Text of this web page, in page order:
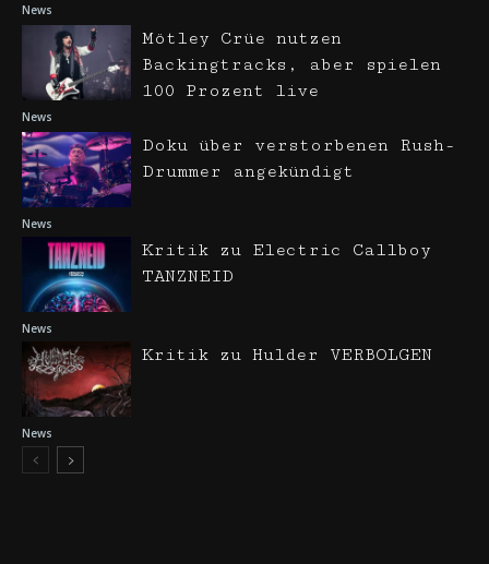
News
News
Mötley Crüe nutzen
Backingtracks, aber spielen
100 Prozent live
News
Doku über verstorbenen Rush-
Drummer angekündigt
News
Kritik zu Electric Callboy
TANZNEID
News
Kritik zu Hulder VERBOLGEN